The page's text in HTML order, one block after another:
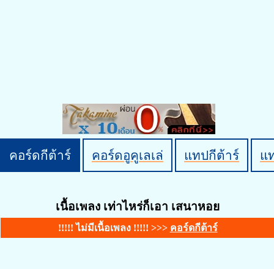
คอร์ดกีต้าร์ คอร์ดอูคูเลเล่ แทปกีต้าร์ แ
เนื้อเพลง เท่าไหร่ก็เอา เสนาหอย
!!!!! ไม่มีเนื้อเพลง !!!!! >>> คอร์ดกีต้าร์